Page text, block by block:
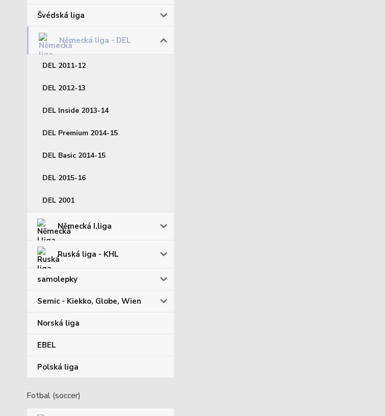
Švédská liga
Německá liga - DEL
DEL 2011-12
DEL 2012-13
DEL Inside 2013-14
DEL Premium 2014-15
DEL Basic 2014-15
DEL 2015-16
DEL 2001
Německá I.liga
Ruská liga - KHL
samolepky
Semic - Kiekko, Globe, Wien
Norská liga
EBEL
Polská liga
Fotbal (soccer)